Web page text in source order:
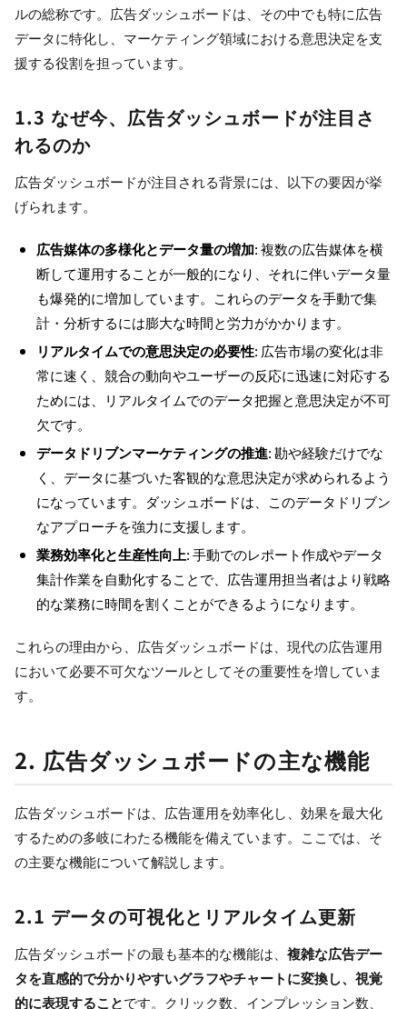
ルの総称です。広告ダッシュボードは、その中でも特に広告
データに特化し、マーケティング領域における意思決定を支
援する役割を担っています。
1.3 なぜ今、広告ダッシュボードが注目さ
れるのか
広告ダッシュボードが注目される背景には、以下の要因が挙
げられます。
広告媒体の多様化とデータ量の増加: 複数の広告媒体を横
断して運用することが一般的になり、それに伴いデータ量
も爆発的に増加しています。これらのデータを手動で集
計・分析するには膨大な時間と労力がかかります。
リアルタイムでの意思決定の必要性: 広告市場の変化は非
常に速く、競合の動向やユーザーの反応に迅速に対応する
ためには、リアルタイムでのデータ把握と意思決定が不可
欠です。
データドリブンマーケティングの推進: 勘や経験だけでな
く、データに基づいた客観的な意思決定が求められるよう
になっています。ダッシュボードは、このデータドリブン
なアプローチを強力に支援します。
業務効率化と生産性向上: 手動でのレポート作成やデータ
集計作業を自動化することで、広告運用担当者はより戦略
的な業務に時間を割くことができるようになります。
これらの理由から、広告ダッシュボードは、現代の広告運用
において必要不可欠なツールとしてその重要性を増していま
す。
2. 広告ダッシュボードの主な機能
広告ダッシュボードは、広告運用を効率化し、効果を最大化
するための多岐にわたる機能を備えています。ここでは、そ
の主要な機能について解説します。
2.1 データの可視化とリアルタイム更新
広告ダッシュボードの最も基本的な機能は、 複雑な広告デー
タを直感的で分かりやすいグラフやチャートに変換し、視覚
的に表現することです。クリック数、インプレッション数、